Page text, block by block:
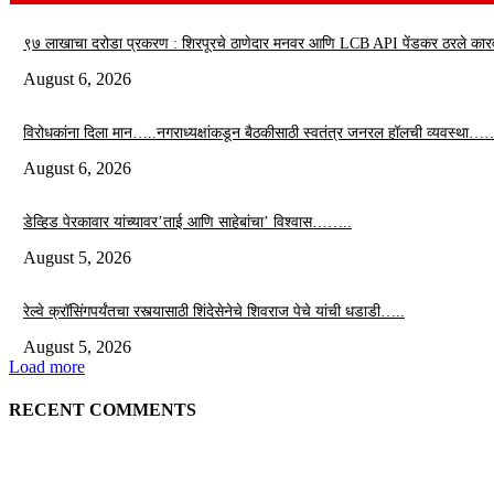
९७ लाखाचा दरोडा प्रकरण : शिरपूरचे ठाणेदार मनवर आणि LCB API पेंडकर ठरले
August 6, 2026
विरोधकांना दिला मान…..नगराध्यक्षांकडून बैठकीसाठी स्वतंत्र जनरल हॉलची
August 6, 2026
डेव्हिड पेरकावार यांच्यावर’ताई आणि साहेबांचा’ विश्वास……..
August 5, 2026
रेल्वे क्रॉसिंगपर्यंतचा रस्त्यासाठी शिंदेसेनेचे शिवराज पेचे यांची धडाडी…..
August 5, 2026
Load more
RECENT COMMENTS